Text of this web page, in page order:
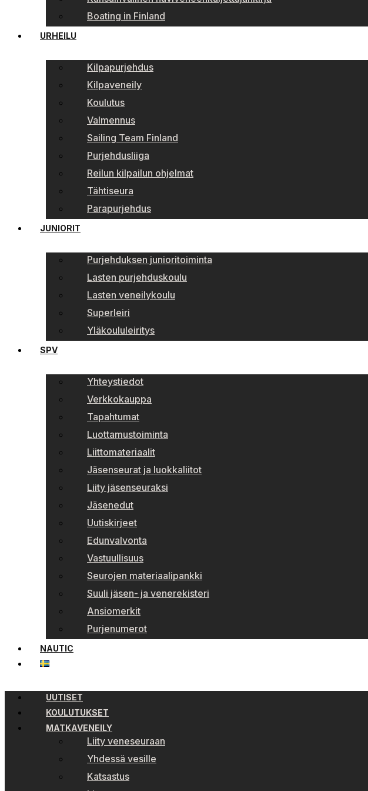
Boating in Finland
URHEILU
Kilpapurjehdus
Kilpaveneily
Koulutus
Valmennus
Sailing Team Finland
Purjehdusliiga
Reilun kilpailun ohjelmat
Tähtiseura
Parapurjehdus
JUNIORIT
Purjehduksen junioritoiminta
Lasten purjehduskoulu
Lasten veneilykoulu
Superleiri
Yläkoululeiritys
SPV
Yhteystiedot
Verkkokauppa
Tapahtumat
Luottamustoiminta
Liittomateriaalit
Jäsenseurat ja luokkaliitot
Liity jäsenseuraksi
Jäsenedut
Uutiskirjeet
Edunvalvonta
Vastuullisuus
Seurojen materiaalipankki
Suuli jäsen- ja venerekisteri
Ansiomerkit
Purjenumerot
NAUTIC
UUTISET
KOULUTUKSET
MATKAVENEILY
Liity veneseuraan
Yhdessä vesille
Katsastus